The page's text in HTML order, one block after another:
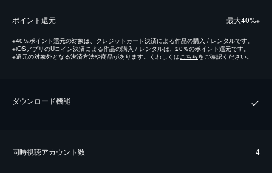
ポイント還元 最⼤40%※
※40％ポイント還元の対象は、クレジットカード決済による作品の購入 / レンタルです。
※iOSアプリのUコイン決済による作品の購入 / レンタルは、20％のポイント還元です。
※還元の対象外となる決済方法や商品があります。くわしくはこちらをご確認ください。
ダウンロード機能
同時視聴アカウント数 4